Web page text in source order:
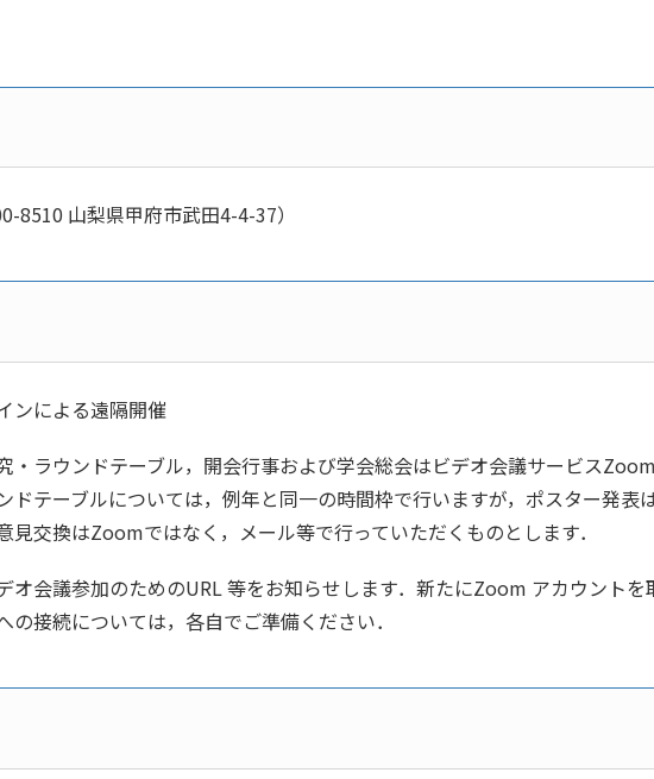
8510 山梨県甲府市武田4-4-37）
ンによる遠隔開催
・ラウンドテーブル，開会行事および学会総会はビデオ会議サービス
ドテーブルについては，例年と同一の時間枠で行いますが，ポスター発
交換はZoomではなく，メール等で行っていただくものとします．
会議参加のためのURL 等をお知らせします．新たにZoom アカウント
接続については，各自でご準備ください．